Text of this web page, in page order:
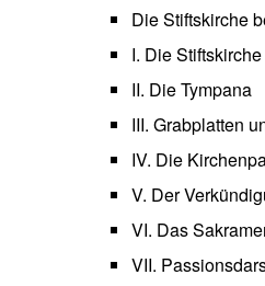
Die Stiftskirche
I. Die
II. Die Tympana
III. Grabplatten
IV. Die
V. Der
VI. Das
VII.